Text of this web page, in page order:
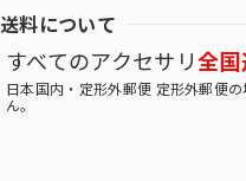
送料について
すべてのアクセサリ全国
日本国内・定形外郵便 定形外郵便
ん。